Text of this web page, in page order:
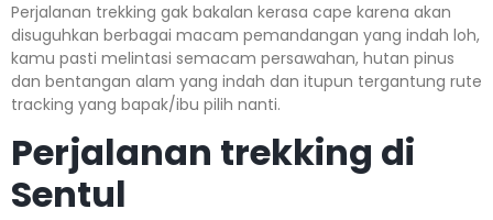
Perjalanan trekking gak bakalan kerasa cape karena akan
disuguhkan berbagai macam pemandangan yang indah loh,
kamu pasti melintasi semacam persawahan, hutan pinus
dan bentangan alam yang indah dan itupun tergantung rute
tracking yang bapak/ibu pilih nanti.
Perjalanan trekking di
Sentul